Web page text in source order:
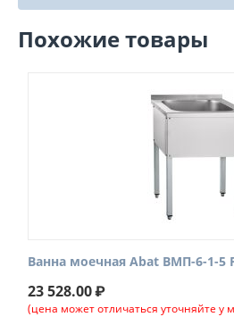
Похожие товары
Ванна моечная Abat ВМП-6-1-5
23 528.00₽
(цена может отличаться уточняйте у